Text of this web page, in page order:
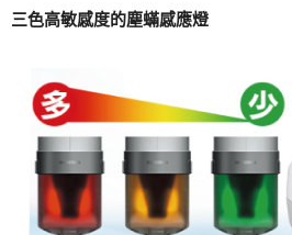
三色高敏感度的塵蟎感應燈